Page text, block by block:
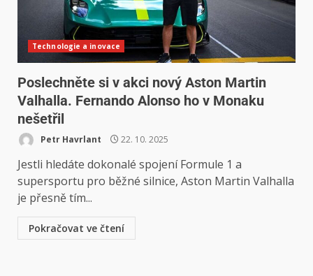
Technologie a inovace
Poslechněte si v akci nový Aston Martin
Valhalla. Fernando Alonso ho v Monaku
nešetřil
Petr Havrlant 22. 10. 2025
Jestli hledáte dokonalé spojení Formule 1 a
supersportu pro běžné silnice, Aston Martin Valhalla
je přesně tím...
Pokračovat ve čtení